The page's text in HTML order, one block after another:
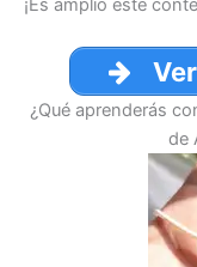
¡Es amplio este
¿Qué aprenderás
de